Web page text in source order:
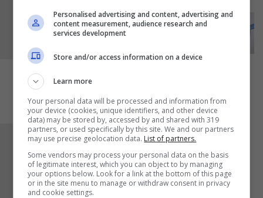
A questo punto prendete uno stampo da
plumcake (8×22 cm), rivestitelo con della carta
da forno bagnata e strizzata, dopodiché
versatevi l’impasto all’interno. Cuocete il dolce
Personalised advertising and content, advertising and
content measurement, audience research and
services development
Store and/or access information on a device
Learn more
Your personal data will be processed and information from
your device (cookies, unique identifiers, and other device
data) may be stored by, accessed by and shared with 319
partners, or used specifically by this site. We and our partners
may use precise geolocation data. List of partners.
Some vendors may process your personal data on the basis
of legitimate interest, which you can object to by managing
your options below. Look for a link at the bottom of this page
or in the site menu to manage or withdraw consent in privacy
and cookie settings.